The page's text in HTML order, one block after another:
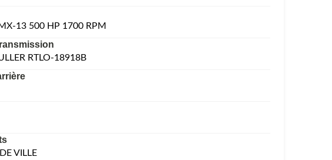
13 500 HP 1700 RPM
RTLO-18918B
VILLE